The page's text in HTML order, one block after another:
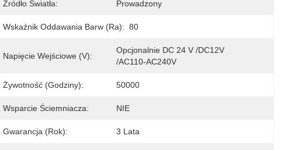
Źródło Światła: Prowadzony
Wskaźnik Oddawania Barw (Ra): 80
Napięcie Wejściowe (V):
Opcjonalnie DC 24 V /DC12V
/AC110-AC240V
Żywotność (godziny): 50000
Wsparcie Ściemniacza: NIE
Gwarancja (rok): 3 Lata